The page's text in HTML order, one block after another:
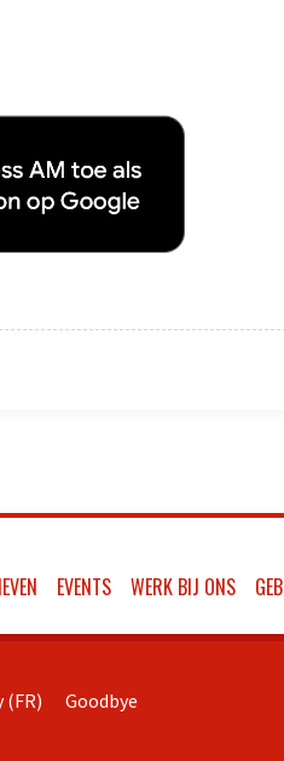
EVENTS WERK BIJ ONS
(FR) Goodbye